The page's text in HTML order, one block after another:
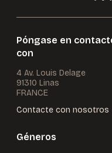
Póngase en
con
4 Av. Louis Delage
91310 Linas
FRANCE
Contacte con nosotros
Géneros